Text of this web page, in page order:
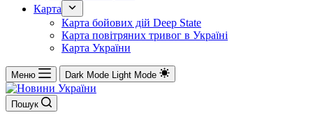
Карта
Карта бойових дій Deep State
Карта повітряних тривог в Україні
Карта України
Меню Dark Mode Light Mode
Пошук